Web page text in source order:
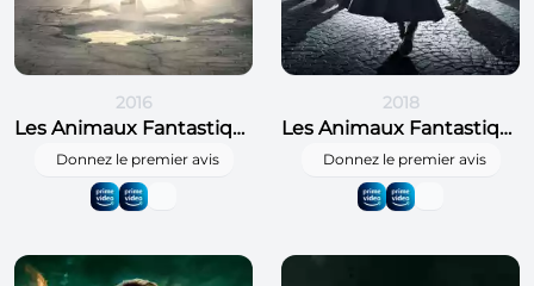
2016
Les Animaux Fantastiques
Donnez le premier avis
2018
Les Animaux Fantastiques : Les Crimes de Grindelwald
Donnez le premier avis